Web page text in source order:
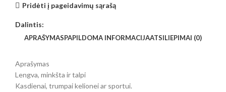
Pridėti į pageidavimų sąrašą
Dalintis:
APRAŠYMASPAPILDOMA INFORMACIJAATSILIEPIMAI (0)
Aprašymas
Lengva, minkšta ir talpi
Kasdienai, trumpai kelionei ar sportui.